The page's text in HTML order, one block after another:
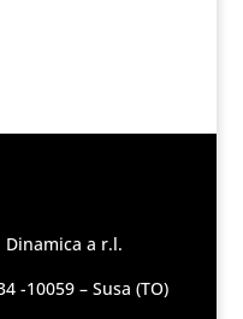
a r.l.
-10059 – Susa (TO)